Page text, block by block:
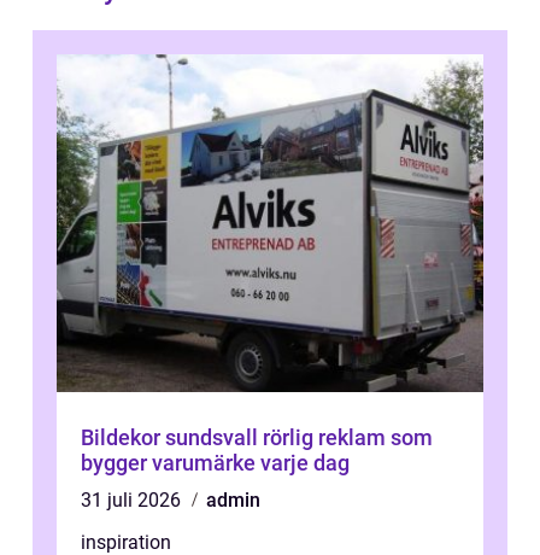
Bildekor sundsvall rörlig reklam som
bygger varumärke varje dag
31 juli 2026
admin
inspiration